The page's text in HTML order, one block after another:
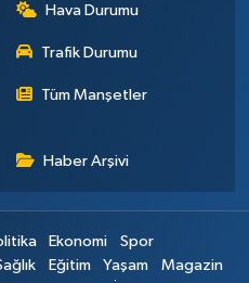
Hava Durumu
Trafik Durumu
Tüm Manşetler
Haber Arşivi
Ekonomi
Spor
Eğitim Yaşam
Magazin